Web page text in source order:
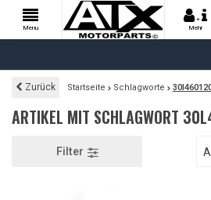
Menu
+
Mehr
Zurück Startseite Schlagworte
ARTIKEL MIT SCHLAGWORT
Filter